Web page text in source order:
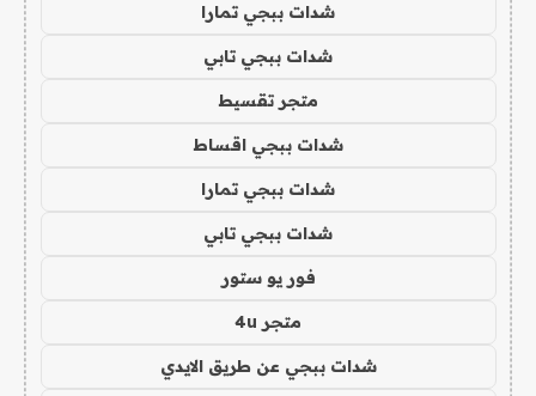
شدات ببجي تمارا
شدات ببجي تابي
متجر تقسيط
شدات ببجي اقساط
شدات ببجي تمارا
شدات ببجي تابي
فور يو ستور
متجر 4u
شدات ببجي عن طريق الايدي